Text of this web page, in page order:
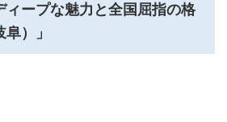
ィープな魅力と全国屈指の格
）」